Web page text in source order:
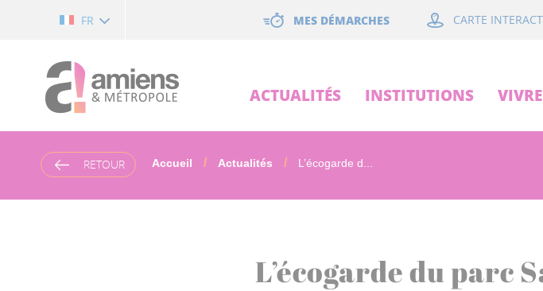
FR MES DÉMARCHES CARTE
ACTUALITÉS INSTITUTIONS
RETOUR Accueil Actualités L’écogarde d...
L’écogarde du parc